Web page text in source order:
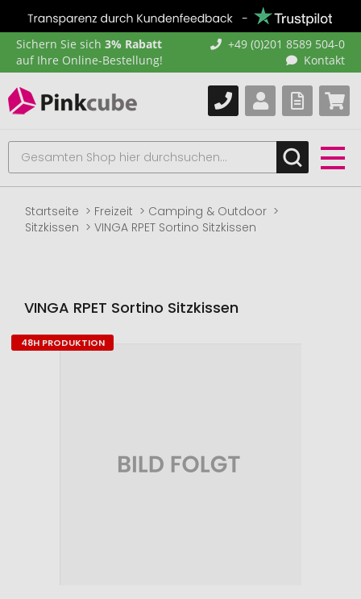
Sichern Sie sich 3% Rabatt
auf Ihre Online-Bestellung!
+49 (0)201 8589 504-0
Kontakt
Startseite Freizeit
Camping & Outdoor
Sitzkissen
VINGA RPET Sortino Sitzkissen
VINGA RPET Sortino Sitzkissen
Zum
48H PRODUKTION